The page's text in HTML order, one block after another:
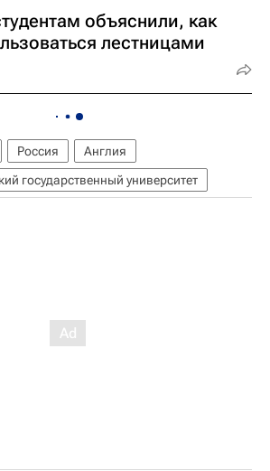
объяснили, как
лестницами
Россия
Англия
государственный университет